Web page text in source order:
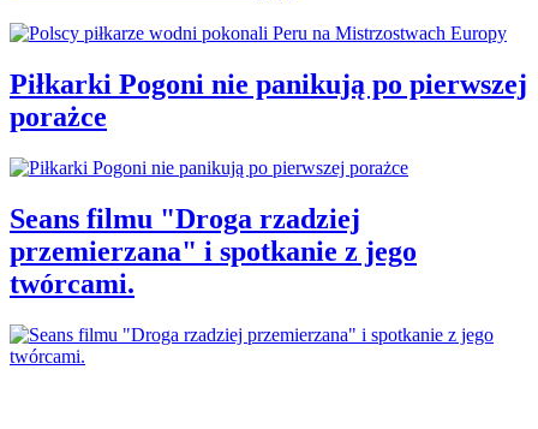
Piłkarki Pogoni nie panikują po pierwszej
porażce
Seans filmu "Droga rzadziej
przemierzana" i spotkanie z jego
twórcami.